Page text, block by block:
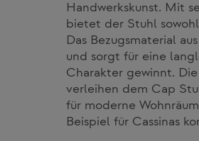
Handwerkskunst. Mit
bietet der Stuhl
Das Bezugsmaterial
und sorgt für eine
Charakter gewinnt.
verleihen dem Cap
für moderne
Beispiel für Cassinas